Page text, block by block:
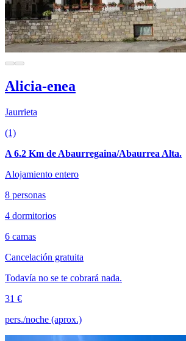
Alicia-enea
Jaurrieta
(1)
A 6.2 Km de Abaurregaina/Abaurrea Alta.
Alojamiento entero
8 personas
4 dormitorios
6 camas
Cancelación gratuita
Todavía no se te cobrará nada.
31 €
pers./noche (aprox.)